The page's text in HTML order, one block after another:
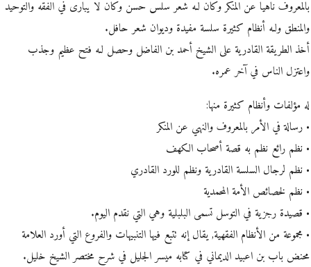
بالمعروف ناهيا عن المنكر وكان لـه شعر سلس حسن وكان لا يبارى في الفقه والتوحيد
والمنطق ولـه أنظام كثيرة سلسة مفيدة وديوان شعر حافل.
أخذ الطريقة القادرية على الشيخ أحمد بن الفاضل وحصل لـه فتح عظيم وجذب
واعتزل الناس في آخر عمره.
له مؤلفات وأنظام كثيرة منها:
• رسالة في الأمر بالمعروف والنهي عن المنكر
• نظم رائع نظم به قصة أصحاب الكهف
• نظم لرجال السلسة القادرية ونظم للورد القادري
• نظم لخصائص الأمة المحمدية
• قصيدة رجزية في التوسل تسمى البلبلية وهي التي نقدم اليوم.
• مجموعة من الأنظام الفقهية, يقال إنه تتبع فيها التنبيهات والفروع التي أورد العلامة
محنض باب بن اعبيد الديماني في كتابه ميسر الجليل في شرح مختصر الشيخ خليل.